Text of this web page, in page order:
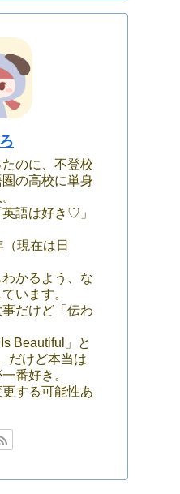
のに、不登校
の高校に単身
語は好き♡」
現在は日
かるよう、な
います。
事だけど「伝わ
Beautiful」と
だけど本当は
番好き。
更する可能性あ